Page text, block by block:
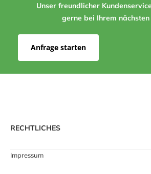
Unser freundlicher
gerne bei Ihrem
Anfrage starten
RECHTLICHES
Impressum